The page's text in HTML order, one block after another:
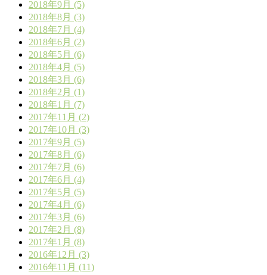
2018年9月 (5)
2018年8月 (3)
2018年7月 (4)
2018年6月 (2)
2018年5月 (6)
2018年4月 (5)
2018年3月 (6)
2018年2月 (1)
2018年1月 (7)
2017年11月 (2)
2017年10月 (3)
2017年9月 (5)
2017年8月 (6)
2017年7月 (6)
2017年6月 (4)
2017年5月 (5)
2017年4月 (6)
2017年3月 (6)
2017年2月 (8)
2017年1月 (8)
2016年12月 (3)
2016年11月 (11)